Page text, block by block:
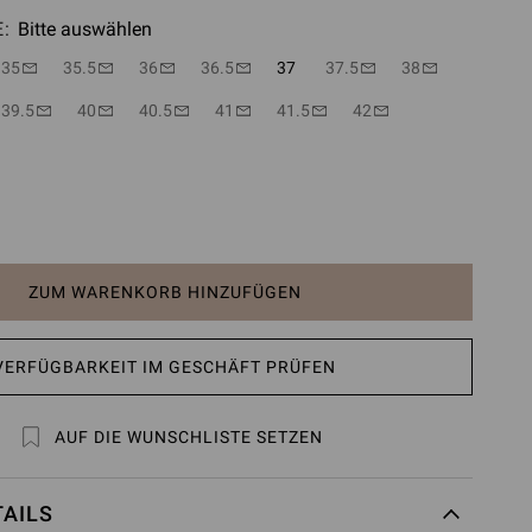
Bitte auswählen
35 35.5 36 36.5 37 37.5 38
39.5 40 40.5 41 41.5 42
ZUM WARENKORB HINZUFÜGEN
IM GESCHÄFT PRÜFEN
AUF DIE WUNSCHLISTE SETZEN